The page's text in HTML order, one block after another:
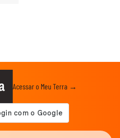
Acessar o Meu Terra →